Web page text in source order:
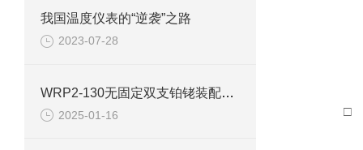
我国温度仪表的“逆袭”之路
2023-07-28
WRP2-130无固定双支铂铑装配式热电偶技术特点
2025-01-16 □